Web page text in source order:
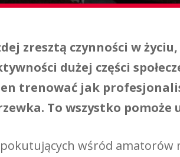
zresztą czynności w
dużej części
trenować jak
To wszystko
pokutujących wśród